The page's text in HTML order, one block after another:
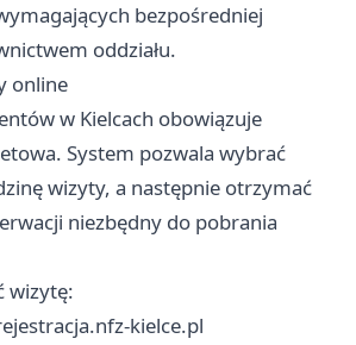
bezpośredniej
oddziału.
online
w Kielcach obowiązuje
System pozwala wybrać
wizyty, a następnie otrzymać
niezbędny do pobrania
wizytę:
kielce.pl